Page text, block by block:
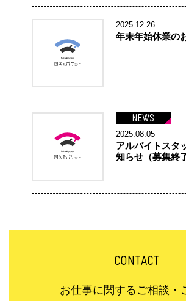
2025.12.26
年末年始休業の
NEWS
2025.08.05
アルバイトスタ
知らせ（募集終了
CONTACT
お仕事に関するご相談・